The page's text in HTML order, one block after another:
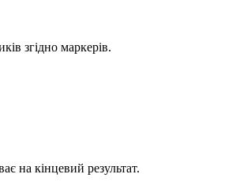
згідно маркерів.
на кінцевий результат.